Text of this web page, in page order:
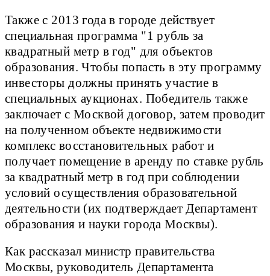
Также с 2013 года в городе действует
специальная программа "1 рубль за
квадратный метр в год" для объектов
образования. Чтобы попасть в эту программу
инвесторы должны принять участие в
специальных аукционах. Победитель также
заключает с Москвой договор, затем проводит
на полученном объекте недвижимости
комплекс восстановительных работ и
получает помещение в аренду по ставке рубль
за квадратный метр в год при соблюдении
условий осуществления образовательной
деятельности (их подтверждает Департамент
образования и науки города Москвы).
Как рассказал министр правительства
Москвы, руководитель Департамента